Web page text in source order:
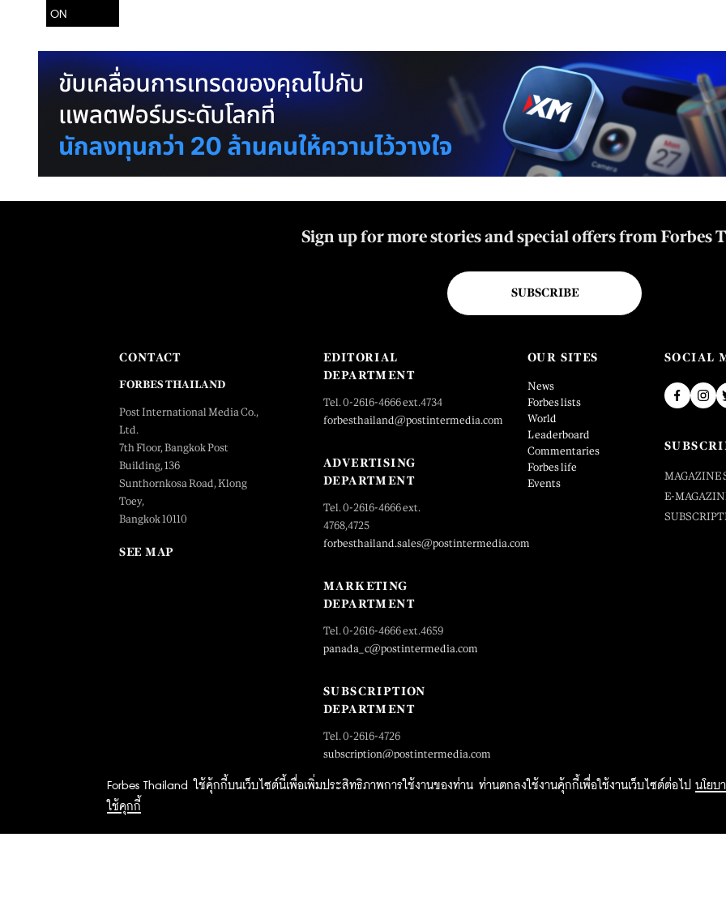
ON
Forbes Thailand ใช้คุ้กกี้บนเว็บไซต์นี้เพื่อเพิ่มประสิทธิภาพการใช้งานของท่าน ท่านตกลงใช้งานคุ้กกี้เพื่อใช้งานเว็บไซต์ต่อไป
นโยบ
ใช้คุกกี้
Sign up for more stories and special offers from Forbes
SUBSCRIBE
CONTACT
FORBES THAILAND
Post International Media Co.,
Ltd.
7th Floor, Bangkok Post
Building, 136
Sunthornkosa Road, Klong
Toey,
Bangkok 10110
SEE MAP
EDITORIAL
DEPARTMENT
Tel. 0-2616-4666 ext.4734
forbesthailand@postintermedia.com
ADVERTISING
DEPARTMENT
Tel. 0-2616-4666 ext.
4768,4725
forbesthailand.sales@postintermedia.com
MARKETING
DEPARTMENT
Tel. 0-2616-4666 ext.4659
panada_c@postintermedia.com
SUBSCRIPTION
DEPARTMENT
Tel. 0-2616-4726
subscription@postintermedia.com
OUR SITES
News
Forbes lists
World
Leaderboard
Commentaries
Forbes life
Events
SOCIAL
MAGAZINE
E-